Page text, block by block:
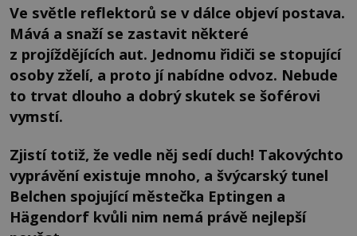
Ve světle reflektorů se v dálce objeví postava.
Mává a snaží se zastavit některé
z projíždějících aut. Jednomu řidiči se stopující
osoby zželí, a proto jí nabídne odvoz. Nebude
to trvat dlouho a dobrý skutek se šoférovi
vymstí.
Zjistí totiž, že vedle něj sedí duch! Takovýchto
vyprávění existuje mnoho, a švýcarský tunel
Belchen spojující městečka Eptingen a
Hägendorf kvůli nim nemá právě nejlepší